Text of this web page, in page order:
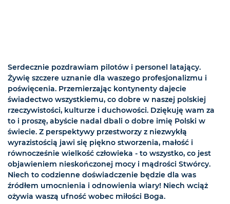
Serdecznie pozdrawiam pilotów i personel latający.
Żywię szczere uznanie dla waszego profesjonalizmu i
poświęcenia. Przemierzając kontynenty dajecie
świadectwo wszystkiemu, co dobre w naszej polskiej
rzeczywistości, kulturze i duchowości. Dziękuję wam za
to i proszę, abyście nadal dbali o dobre imię Polski w
świecie. Z perspektywy przestworzy z niezwykłą
wyrazistością jawi się piękno stworzenia, małość i
równocześnie wielkość człowieka - to wszystko, co jest
objawieniem nieskończonej mocy i mądrości Stwórcy.
Niech to codzienne doświadczenie będzie dla was
źródłem umocnienia i odnowienia wiary! Niech wciąż
ożywia waszą ufność wobec miłości Boga.